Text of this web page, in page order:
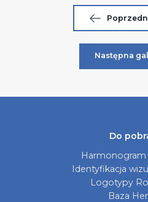
Następna
Do
Identyfikacja
Logotypy
Baza